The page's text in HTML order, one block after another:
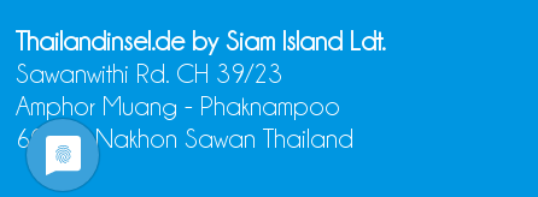
Thailandinsel.de by Siam Island Ldt.
Sawanwithi Rd. CH 39/23
Amphor Muang - Phaknampoo
60000 Nakhon Sawan Thailand